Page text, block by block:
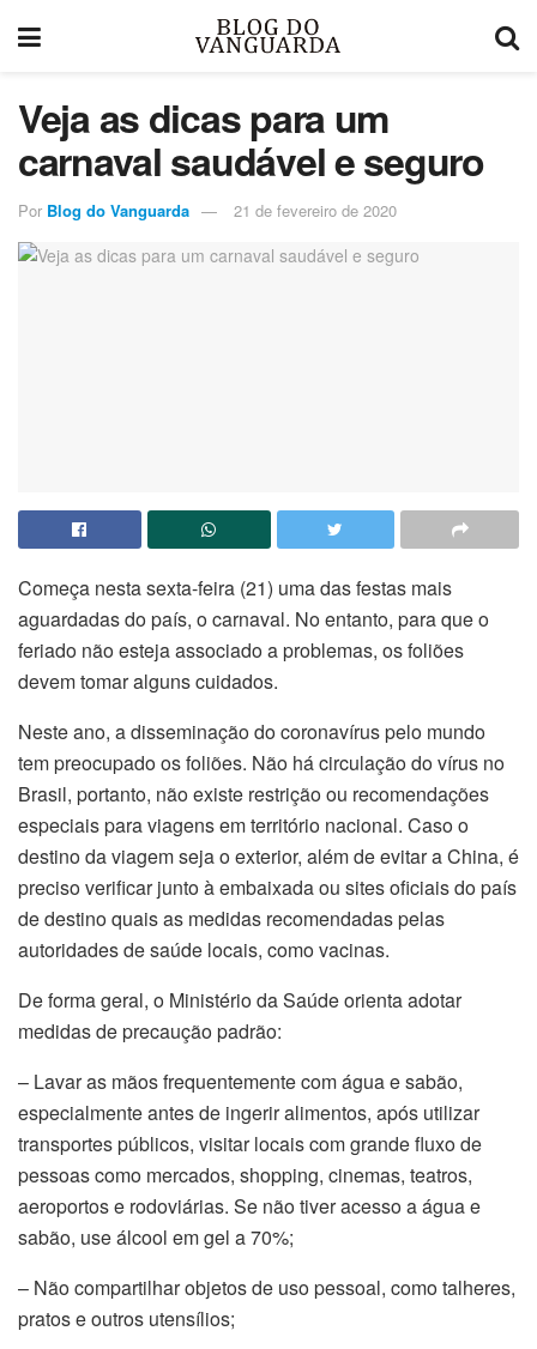
Veja as dicas para um
carnaval saudável e seguro
Por Blog do Vanguarda 21 de fevereiro de 2020
Começa nesta sexta-feira (21) uma das festas mais
aguardadas do país, o carnaval. No entanto, para que o
feriado não esteja associado a problemas, os foliões
devem tomar alguns cuidados.
Neste ano, a disseminação do coronavírus pelo mundo
tem preocupado os foliões. Não há circulação do vírus no
Brasil, portanto, não existe restrição ou recomendações
especiais para viagens em território nacional. Caso o
destino da viagem seja o exterior, além de evitar a China, é
preciso verificar junto à embaixada ou sites oficiais do país
de destino quais as medidas recomendadas pelas
autoridades de saúde locais, como vacinas.
De forma geral, o Ministério da Saúde orienta adotar
medidas de precaução padrão:
– Lavar as mãos frequentemente com água e sabão,
especialmente antes de ingerir alimentos, após utilizar
transportes públicos, visitar locais com grande fluxo de
pessoas como mercados, shopping, cinemas, teatros,
aeroportos e rodoviárias. Se não tiver acesso a água e
sabão, use álcool em gel a 70%;
– Não compartilhar objetos de uso pessoal, como talheres,
pratos e outros utensílios;